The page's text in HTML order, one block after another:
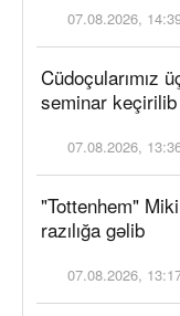
07.08.2026,
Cüdoçularımız
seminar keçirilib
07.08.2026,
"Tottenhem"
razılığa gəlib
07.08.2026,